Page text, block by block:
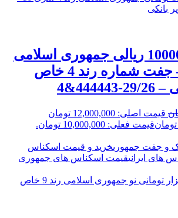
اسکناس 10000 ریالی جمهوری اسلامی
سری 16 – جفت شماره رند 4 خاص
قیمت اصلی: 12,000,000 تومان
تومانقیمت فعلی: 10,000,000 تومان.
و جفت جمهوریخرید و قیمت اسکناس
های ایرانیقیمت اسکناس های جمهوری